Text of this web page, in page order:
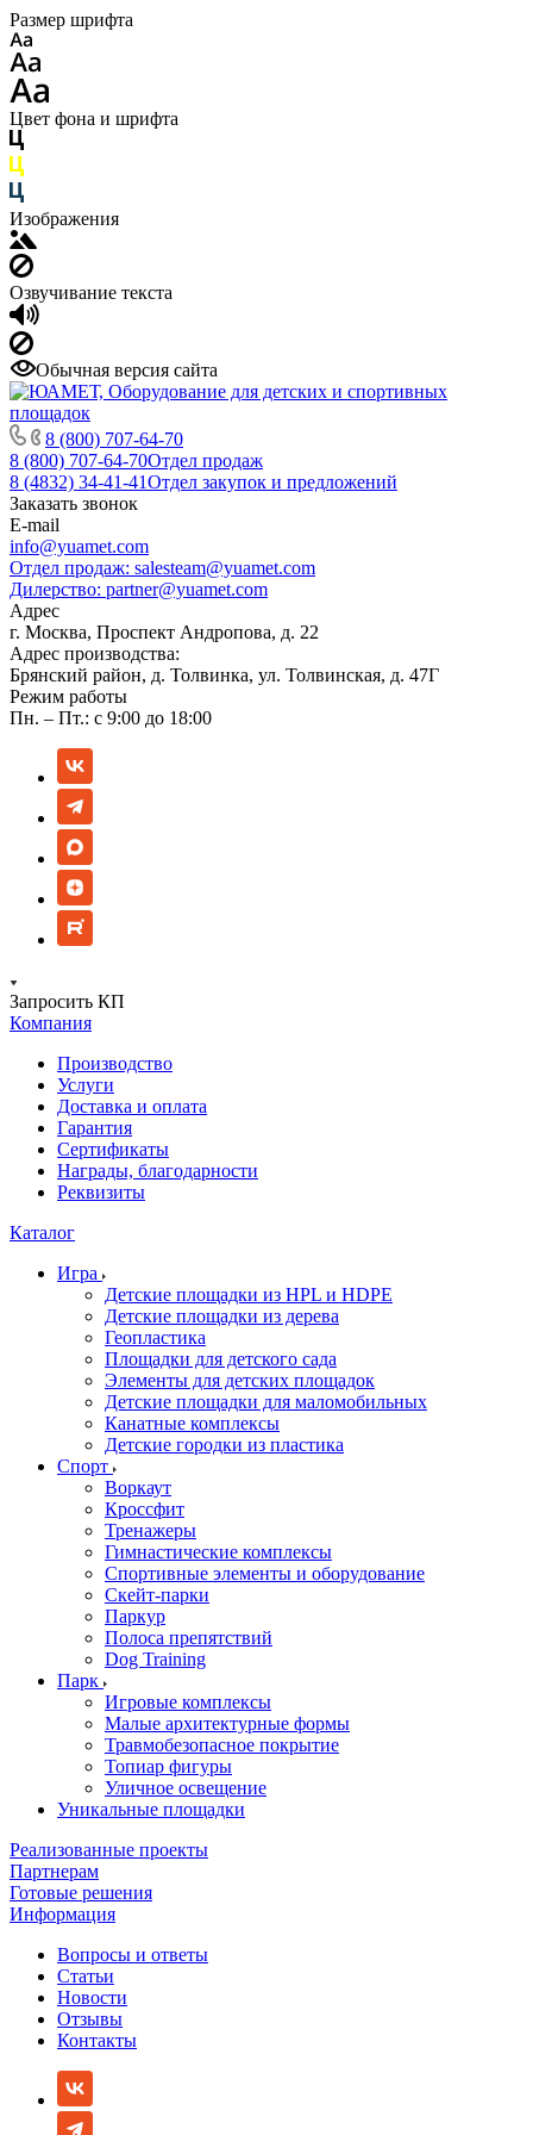
Размер шрифта
Цвет фона и шрифта
Изображения
Озвучивание текста
Обычная версия сайта
8 (800) 707-64-70
8 (800) 707-64-70Отдел продаж
8 (4832) 34-41-41Отдел закупок и предложений
Заказать звонок
E-mail
info@yuamet.com
Отдел продаж: salesteam@yuamet.com
Дилерство: partner@yuamet.com
Адрес
г. Москва, Проспект Андропова, д. 22
Адрес производства:
Брянский район, д. Толвинка, ул. Толвинская, д. 47Г
Режим работы
Пн. – Пт.: с 9:00 до 18:00
Запросить КП
Компания
Производство
Услуги
Доставка и оплата
Гарантия
Сертификаты
Награды, благодарности
Реквизиты
Каталог
Игра
Детские площадки из HPL и HDPE
Детские площадки из дерева
Геопластика
Площадки для детского сада
Элементы для детских площадок
Детские площадки для маломобильных
Канатные комплексы
Детские городки из пластика
Спорт
Воркаут
Кроссфит
Тренажеры
Гимнастические комплексы
Спортивные элементы и оборудование
Скейт-парки
Паркур
Полоса препятствий
Dog Training
Парк
Игровые комплексы
Малые архитектурные формы
Травмобезопасное покрытие
Топиар фигуры
Уличное освещение
Уникальные площадки
Реализованные проекты
Партнерам
Готовые решения
Информация
Вопросы и ответы
Статьи
Новости
Отзывы
Контакты